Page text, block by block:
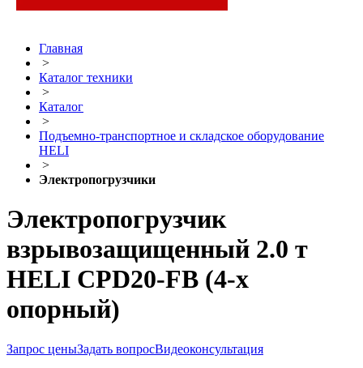
Главная
>
Каталог техники
>
Каталог
>
Подъемно-транспортное и складское оборудование
HELI
>
Электропогрузчики
Электропогрузчик
взрывозащищенный 2.0 т
HELI CPD20-FB (4-х
опорный)
Запрос ценыЗадать вопросВидеоконсультация